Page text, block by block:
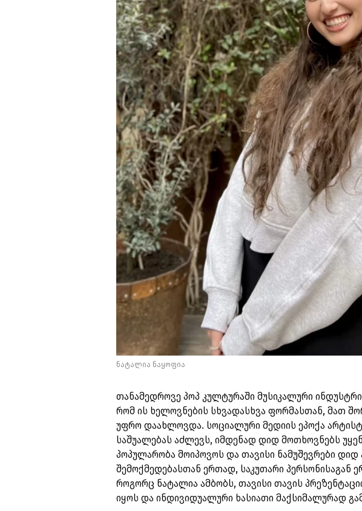
ნატალია ნაყოფია
თანამედროვე პოპ კულტურაში მუსიკალური
რომ ის ხელოვნების სხვადასხვა ფორმასთან, მათ
უფრო დაახლოვდა. სოციალური მედიის ეპოქა
საშუალებას აძლევს, იმდენად დიდ მოთხოვნებს
პოპულარობა მოიპოვოს და თავისი ნამუშევრები დიდ
შემოქმედებასთან ერთად, საკუთარი პერსონისაგან
როგორც ნატალია ამბობს, თავისი თავის
იყოს და ინდივიდუალური ხასიათი მაქსიმალურად